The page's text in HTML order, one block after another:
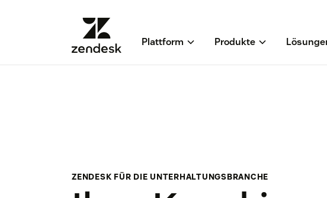
Plattform Produkte
ZENDESK FÜR DIE UNTERHALTUNGSBRANCHE